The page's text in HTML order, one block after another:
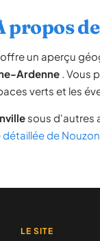
propos
un aperçu
Ardenne . Vous
verts et les
sous d'autres
de
LE SITE